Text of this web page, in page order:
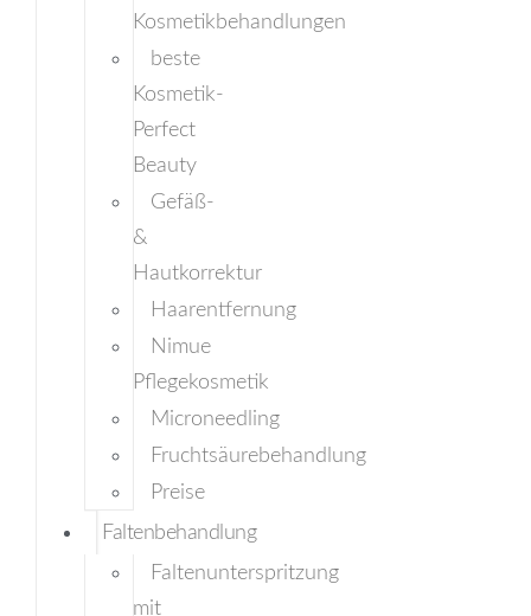
Kosmetikbehandlungen
beste
Kosmetik-
Perfect
Beauty
Gefäß-
&
Hautkorrektur
Haarentfernung
Nimue
Pflegekosmetik
Microneedling
Fruchtsäurebehandlung
Preise
Faltenbehandlung
Faltenunterspritzung
mit